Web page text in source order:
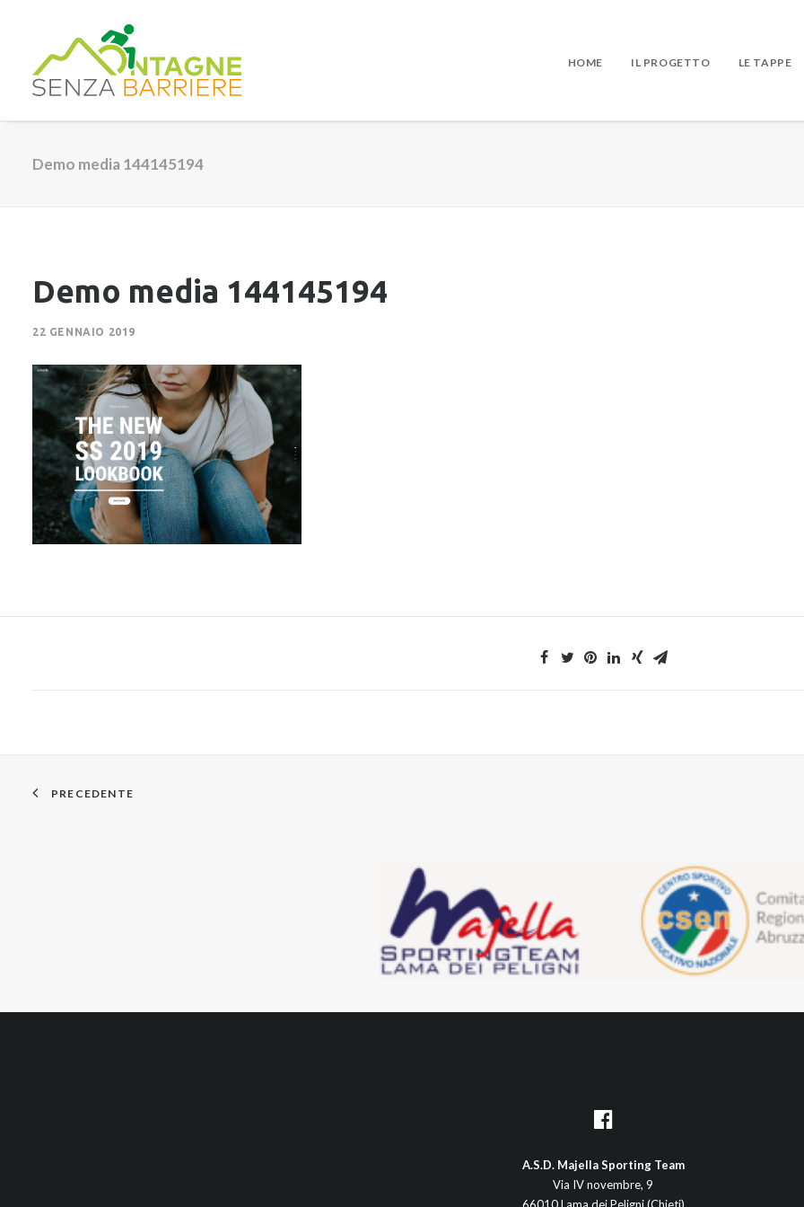
HOME IL PROGETTO LE TAPPE
Demo media 144145194
Demo media 144145194
22 GENNAIO 2019
PRECEDENTE
A.S.D. Majella Sporting Team
Via IV novembre, 9